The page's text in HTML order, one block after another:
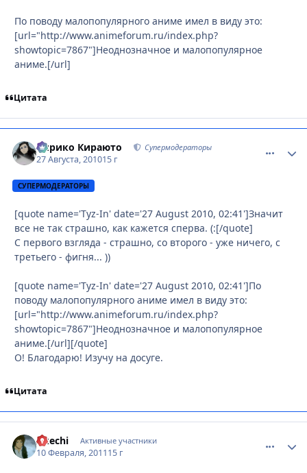
По поводу малопопулярного аниме имел в виду это:
[url="http://www.animeforum.ru/index.php?
showtopic=7867"]Неоднозначное и малопопулярное
аниме.[/url]
Цитата
Кирико Кираюто Супермодераторы
27 Августа, 201015 г
СУПЕРМОДЕРАТОРЫ
[quote name='Tyz-In' date='27 August 2010, 02:41']Значит
все не так страшно, как кажется сперва. (:[/quote]
С первого взгляда - страшно, со второго - уже ничего, с
третьего - фигня... ))
[quote name='Tyz-In' date='27 August 2010, 02:41']По
поводу малопопулярного аниме имел в виду это:
[url="http://www.animeforum.ru/index.php?
showtopic=7867"]Неоднозначное и малопопулярное
аниме.[/url][/quote]
О! Благодарю! Изучу на досуге.
Цитата
Akechi Активные участники
10 Февраля, 201115 г